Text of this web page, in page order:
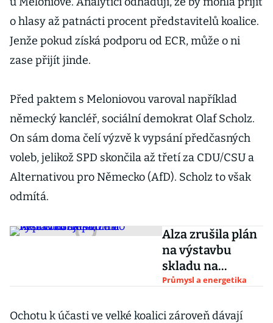
o hlasy až patnácti procent představitelů koalice.
Jenže pokud získá podporu od ECR, může o ni
zase přijít jinde.
Před paktem s Meloniovou varoval například
německý kancléř, sociální demokrat Olaf Scholz.
On sám doma čelí výzvě k vypsání předčasných
voleb, jelikož SPD skončila až třetí za CDU/CSU a
Alternativou pro Německo (AfD). Scholz to však
odmítá.
Alza zrušila plán
na výstavbu
skladu na
Mělnicku. Říká,
nepotřebuje
Průmysl a energetika
Ochotu k účasti ve velké koalici zároveň dávají